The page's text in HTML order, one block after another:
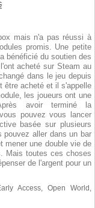
mais n'a pas réussi à
promis. Une petite
bénéficié du soutien des
acheté sur Steam au
dans le jeu depuis
être acheté et il s'appelle
les joueurs ont une
avoir terminé la
pouvez vous lancer
basée sur plusieurs
aller dans un bar
mener une double vie de
Mais toutes ces choses
de l'argent pour un
Access, Open World,